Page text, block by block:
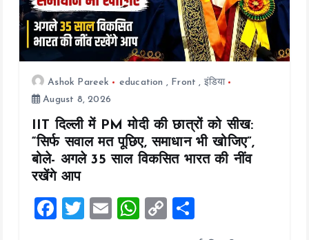
Ashok Pareek education , Front , इंडिया
August 8, 2026
IIT दिल्ली में PM मोदी की छात्रों को सीख:
“सिर्फ सवाल मत पूछिए, समाधान भी खोजिए”,
बोले- अगले 35 साल विकसित भारत की नींव
रखेंगे आप
F
T
E
W
C